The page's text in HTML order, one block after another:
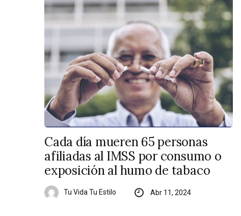
Cada día mueren 65 personas
afiliadas al IMSS por consumo o
exposición al humo de tabaco
Tu Vida Tu Estilo Abr 11, 2024